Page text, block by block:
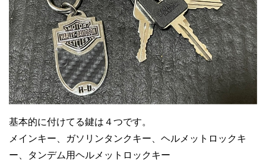
基本的に付けてる鍵は４つです。
メインキー、ガソリンタンクキー、ヘルメットロックキ
ー、タンデム用ヘルメットロックキー